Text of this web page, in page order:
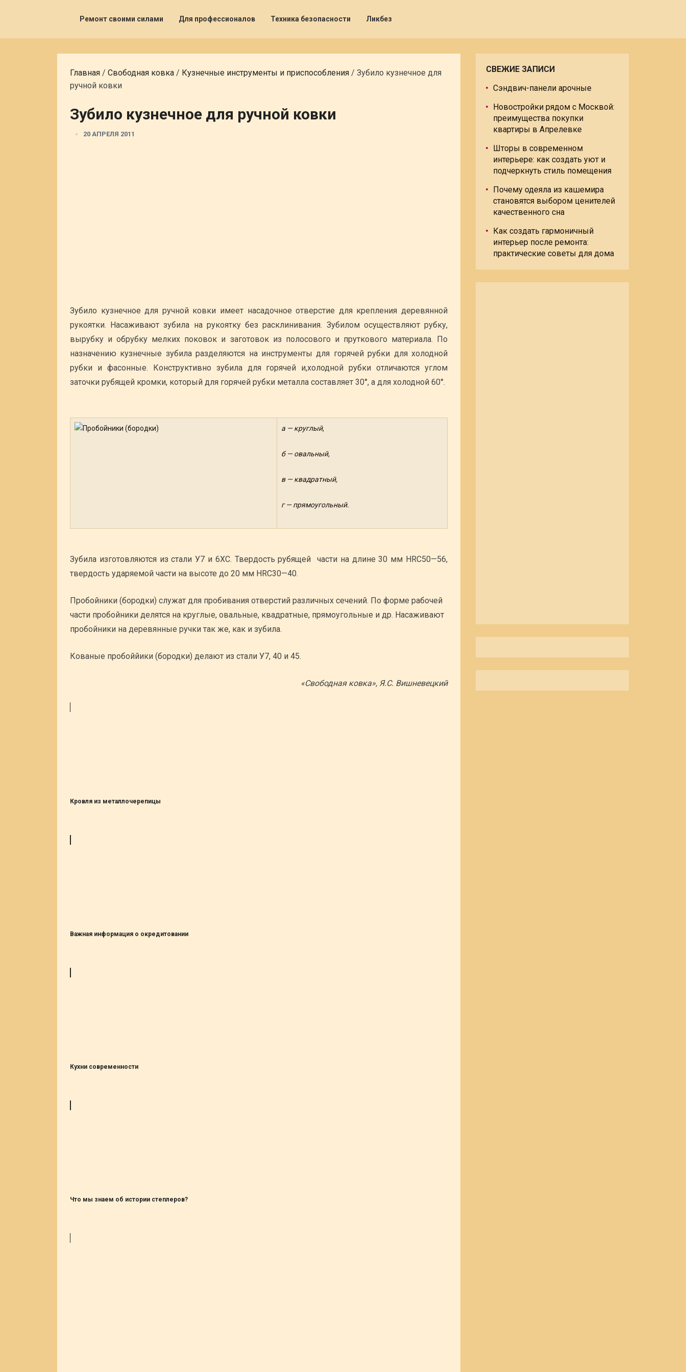
Ремонт своими силами Для профессионалов Техника безопасности Ликбез
Главная / Свободная ковка / Кузнечные инструменты и приспособления / Зубило кузнечное для
ручной ковки
Зубило кузнечное для ручной ковки
20 АПРЕЛЯ 2011
Зубило кузнечное для ручной ковки имеет насадочное отверстие для крепления деревянной
рукоятки. Насаживают зубила на рукоятку без расклинивания. Зубилом осуществляют рубку,
вырубку и обрубку мелких поковок и заготовок из полосового и пруткового материала. По
назначению кузнечные зубила разделяются на инструменты для горячей рубки для холодной
рубки и фасонные. Конструктивно зубила для горячей и,холодной рубки отличаются углом
заточки рубящей кромки, который для горячей рубки металла составляет 30°, а для холодной 60°.
а — круглый,
б — овальный,
в — квадратный,
г — прямоугольный.
Зубила изготовляются из стали У7 и 6ХС. Твердость рубящей части на длине 30 мм HRC50—56,
твердость ударяемой части на высоте до 20 мм HRC30—40.
Пробойники (бородки) служат для пробивания отверстий различных сечений. По форме рабочей
части пробойники делятся на круглые, овальные, квадратные, прямоугольные и др. Насаживают
пробойники на деревянные ручки так же, как и зубила.
Кованые пробоййики (бородки) делают из стали У7, 40 и 45.
«Свободная ковка», Я.С. Вишневецкий
Кровля из металлочерепицы
Важная информация о окредитовании
Кухни современности
Что мы знаем об истории степлеров?
СВЕЖИЕ ЗАПИСИ
Сэндвич-панели арочные
Новостройки рядом с Москвой:
преимущества покупки
квартиры в Апрелевке
Шторы в современном
интерьере: как создать уют и
подчеркнуть стиль помещения
Почему одеяла из кашемира
становятся выбором ценителей
качественного сна
Как создать гармоничный
интерьер после ремонта:
практические советы для дома